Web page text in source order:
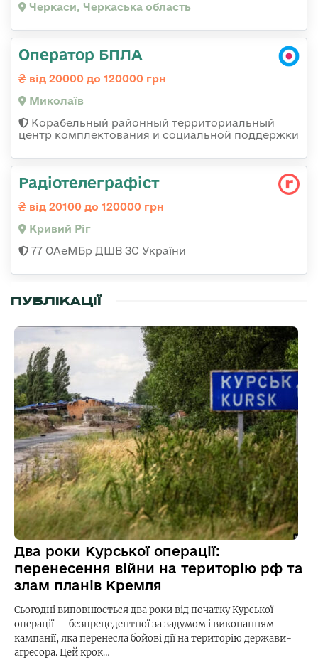
Черкаси, Черкаська область
Оператор БПЛА
від 20000 до 120000 грн
Миколаїв
Корабельный районный территориальный
центр комплектования и социальной поддержки
Радіотелеграфіст
від 20100 до 120000 грн
Кривий Ріг
77 ОАеМБр ДШВ ЗС України
ПУБЛІКАЦІЇ
Два роки Курської операції:
перенесення війни на територію рф та
злам планів Кремля
Сьогодні виповнюється два роки від початку Курської
операції — безпрецедентної за задумом і виконанням
кампанії, яка перенесла бойові дії на територію держави-
агресора. Цей крок…